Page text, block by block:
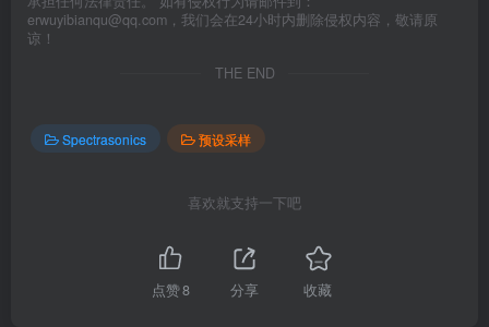
erwuyibianqu@qq.com，我们会在24小时内删除侵权内容，敬请原
谅！
THE END
Spectrasonics 预设采样
喜欢就支持一下吧
点赞8 分享 收藏